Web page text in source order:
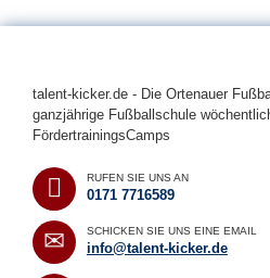
talent-kicker.de - Die Ortenauer
ganzjährige Fußballschule
FördertrainingsCamps
RUFEN SIE UNS AN
0171 7716589
SCHICKEN SIE UNS EINE EMAIL
info@talent-kicker.de